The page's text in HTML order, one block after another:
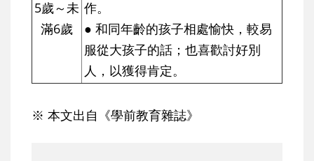
5歲～未
滿6歲
作。
● 和同年齡的孩子相處愉快，較易
服從大孩子的話；也喜歡討好別
人，以獲得肯定。
※ 本文出自《學前教育雜誌》